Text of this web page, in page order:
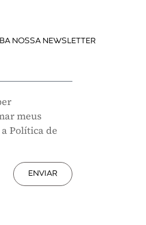
NOSSA NEWSLETTER
meus
Política de
ENVIAR